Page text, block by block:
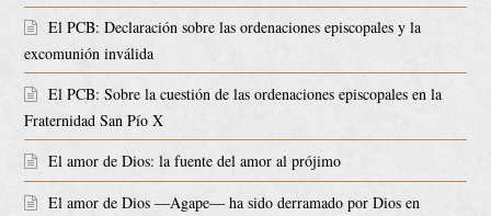
El PCB: Declaración sobre las ordenaciones episcopales y la
excomunión inválida
El PCB: Sobre la cuestión de las ordenaciones episcopales en la
Fraternidad San Pío X
El amor de Dios: la fuente del amor al prójimo
El amor de Dios ―Agape― ha sido derramado por Dios en